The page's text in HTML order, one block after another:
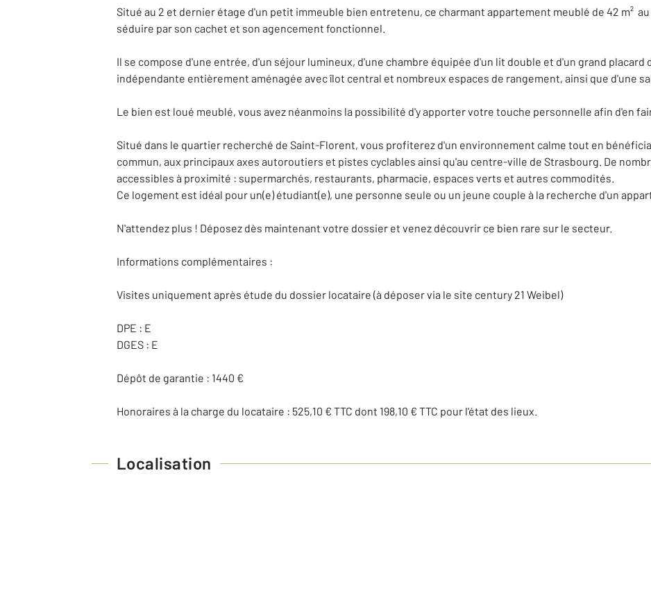
Situé au 2 et dernier étage d'un petit immeuble bien entretenu, ce charmant appartement meublé de 42 m² au
séduire par son cachet et son agencement fonctionnel.
Il se compose d'une entrée, d'un séjour lumineux, d'une chambre équipée d'un lit double et d'un grand placard
indépendante entièrement aménagée avec îlot central et nombreux espaces de rangement, ainsi que d'une
Le bien est loué meublé, vous avez néanmoins la possibilité d'y apporter votre touche personnelle afin d'en
Situé dans le quartier recherché de Saint-Florent, vous profiterez d'un environnement calme tout en
commun, aux principaux axes autoroutiers et pistes cyclables ainsi qu'au centre-ville de Strasbourg. De
accessibles à proximité : supermarchés, restaurants, pharmacie, espaces verts et autres commodités.
Ce logement est idéal pour un(e) étudiant(e), une personne seule ou un jeune couple à la recherche d'un
N'attendez plus ! Déposez dès maintenant votre dossier et venez découvrir ce bien rare sur le secteur.
Informations complémentaires :
Visites uniquement après étude du dossier locataire (à déposer via le site century 21 Weibel)
DPE : E
DGES : E
Dépôt de garantie : 1440 €
Honoraires à la charge du locataire : 525,10 € TTC dont 198,10 € TTC pour l'état des lieux.
Localisation